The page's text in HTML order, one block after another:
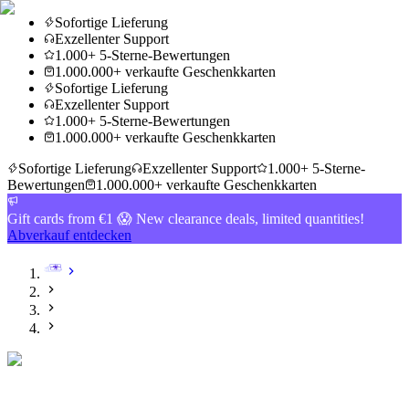
Sofortige Lieferung
Exzellenter Support
1.000+ 5-Sterne-Bewertungen
1.000.000+ verkaufte Geschenkkarten
Sofortige Lieferung
Exzellenter Support
1.000+ 5-Sterne-Bewertungen
1.000.000+ verkaufte Geschenkkarten
Sofortige Lieferung
Exzellenter Support
1.000+ 5-Sterne-
Bewertungen
1.000.000+ verkaufte Geschenkkarten
Gift cards from €1 😱 New clearance deals, limited quantities!
Abverkauf entdecken